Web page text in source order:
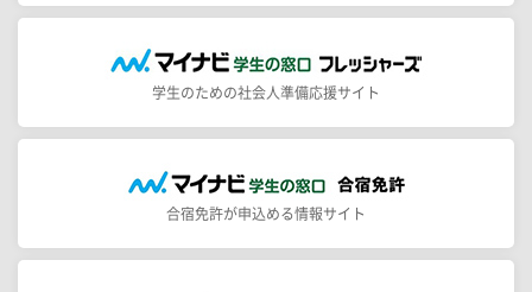
学生のための社会人準備応援サイト
合宿免許が申込める情報サイト